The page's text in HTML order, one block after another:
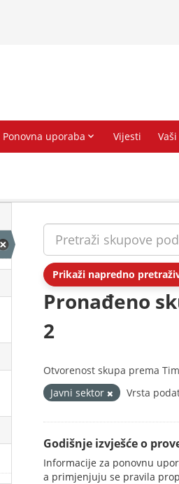
Prikaži napredno
Pronađeno
2
Otvorenost skupa prema
Javni sektor
Vrsta
Godišnje izvješće o
Informacije za ponovnu
a primjenjuju se pravila